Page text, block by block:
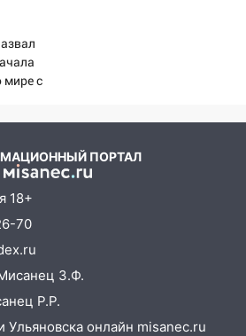
обманули 92-летнюю
области
области
на трассе и
рок и силовой
пройдет
«Наше время»
в Ульяновске 5
дня: список АЗС
видеосвязи: в
мире с
ПОРТАЛ
18+
70
З.Ф.
Р.Р.
онлайн misanec.ru